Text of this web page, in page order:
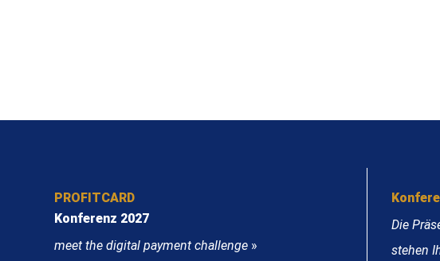
PROFITCARD
Konferenz 2027
meet the digital payment challenge »
Die
stehen